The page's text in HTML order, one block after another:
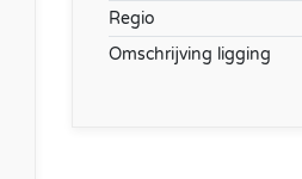
Regio
Omschrijving ligging